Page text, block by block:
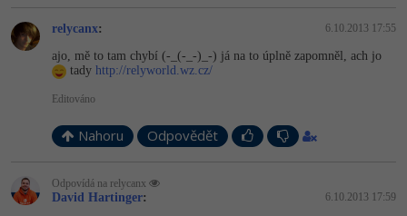
WordPress specialista
SEO specialista
Umělá inteligence (AI)
Pro děti
relycanx: 6.10.2013 17:55
ajo, mě to tam chybí (-_(-_-)_-) já na to úplně zapomněl, ach jo
tady http://relyworld.wz.cz/
Editováno
Nahoru Odpovědět
Odpovídá na relycanx
David Hartinger: 6.10.2013 17:59